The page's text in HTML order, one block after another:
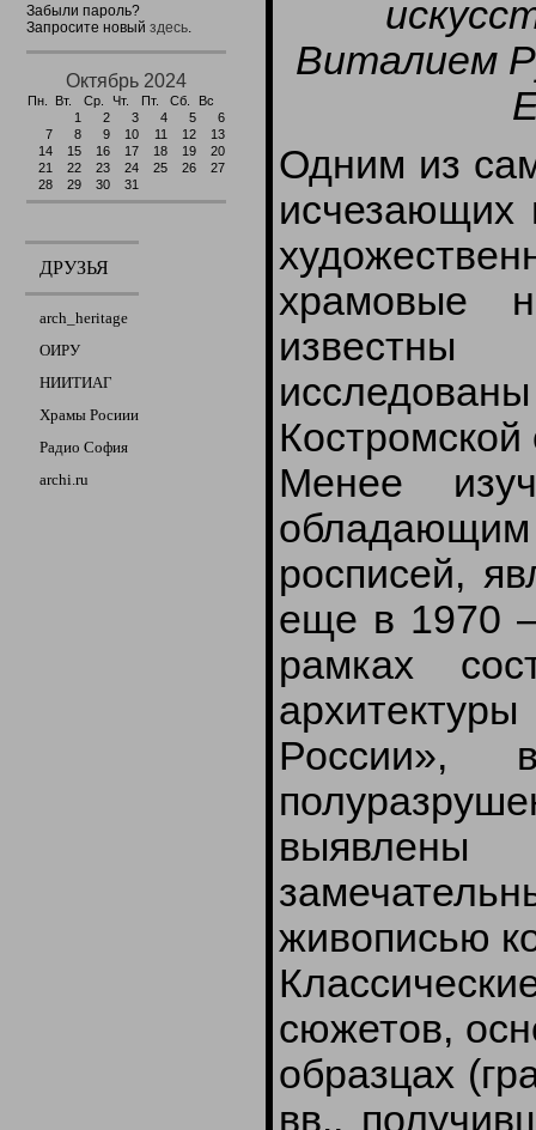
Забыли пароль?
Запросите новый здесь.
Октябрь 2024
Пн. Вт. Ср. Чт. Пт. Сб.
Вс
1
2 3 4 5
6
7
8 9 10 11 12
13
14
15 16 17 18 19
20
21
22 23 24 25 26
27
28
29 30 31
ДРУЗЬЯ
arch_heritage
ОИРУ
НИИТИАГ
Храмы Росиии
Радио София
archi.ru
Виталием
Одним из
исчезающих
храмовые
Костромской
Менее
обладающим
росписей,
еще в 1970
рамках
России»,
выявлены
живописью
сюжетов,
образцах
вв.,